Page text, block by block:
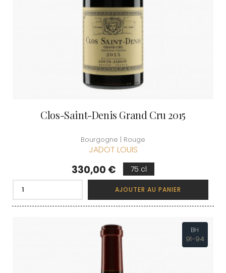
Clos-Saint-Denis Grand Cru 2015
Bourgogne | Rouge
JADOT LOUIS
Prix
330,00 € 75 cl
AJOUTER AU PANIER
BH
91-94